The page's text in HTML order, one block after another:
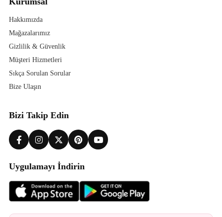
Hakkımızda
Mağazalarımız
Gizlilik & Güvenlik
Müşteri Hizmetleri
Sıkça Sorulan Sorular
Bize Ulaşın
Bizi Takip Edin
Uygulamayı İndirin